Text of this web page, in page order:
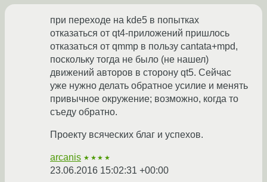
при переходе на kde5 в попытках
отказаться от qt4-приложений пришлось
отказаться от qmmp в пользу cantata+mpd,
поскольку тогда не было (не нашел)
движений авторов в сторону qt5. Сейчас
уже нужно делать обратное усилие и менять
привычное окружение; возможно, когда то
съеду обратно.
Проекту всяческих благ и успехов.
arcanis ★★★★
23.06.2016 15:02:31 +00:00